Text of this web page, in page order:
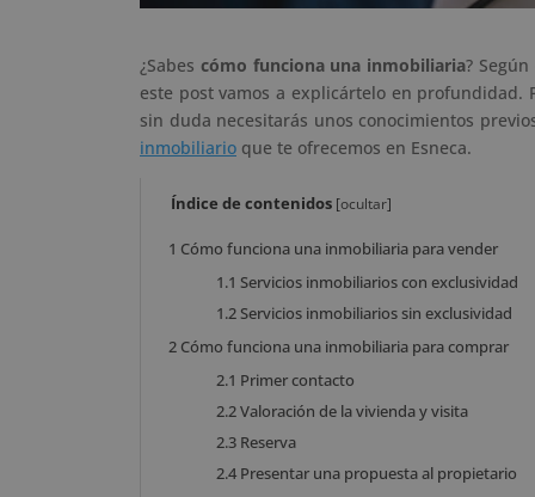
¿Sabes cómo funciona una inmobiliaria?
este post vamos a explicártelo en
sin duda necesitarás unos conocimientos
inmobiliario que te ofrecemos en Esneca.
Índice de contenidos [ocultar]
1 Cómo funciona una inmobiliaria para vender
1.1 Servicios inmobiliarios con exclusividad
1.2 Servicios inmobiliarios sin exclusividad
2 Cómo funciona una inmobiliaria para comprar
2.1 Primer contacto
2.2Valoración de la vivienda y visita
2.3 Reserva
2.4 Presentar una propuesta al propietario